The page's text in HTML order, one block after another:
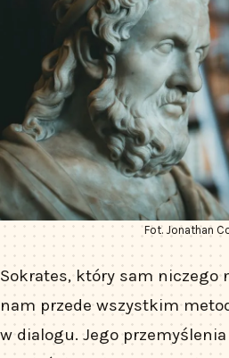
Fot. Jonathan
Sokrates, który sam niczego
nam przede wszystkim
w dialogu. Jego